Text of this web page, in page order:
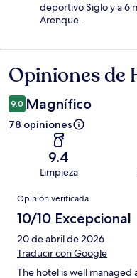
deportivo Siglo y a 6
Arenque.
Opiniones
Opiniones de
9.0 Magnífico
78 opiniones
9.4
Limpieza
Opiniones
Opinión verificada
10/10 Excepcional
20 de abril de 2026
Traducir con Google
The hotel is well managed